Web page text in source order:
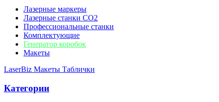
Лазерные маркеры
Лазерные станки CO2
Профессиональные станки
Комплектующие
Генератор коробок
Макеты
LaserBiz Макеты Таблички
Категории